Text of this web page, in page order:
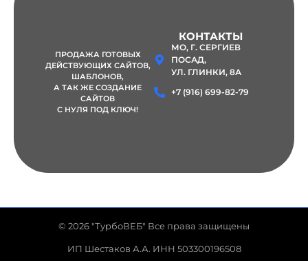
ПРОДАЖА ГОТОВЫХ
ДЕЙСТВУЮЩИХ САЙТОВ,
ШАБЛОНОВ,
А ТАК ЖЕ СОЗДАНИЕ
САЙТОВ
С НУЛЯ ПОД КЛЮЧ!
КОНТАКТЫ
МО, Г. СЕРГИЕВ
ПОСАД,
УЛ. ГЛИНКИ, 8А
+7 (916) 699-82-79
© 2026 "ТурбоВЕБ" Все права защищены
ИП Шестаков А.А. ИНН 503300196508